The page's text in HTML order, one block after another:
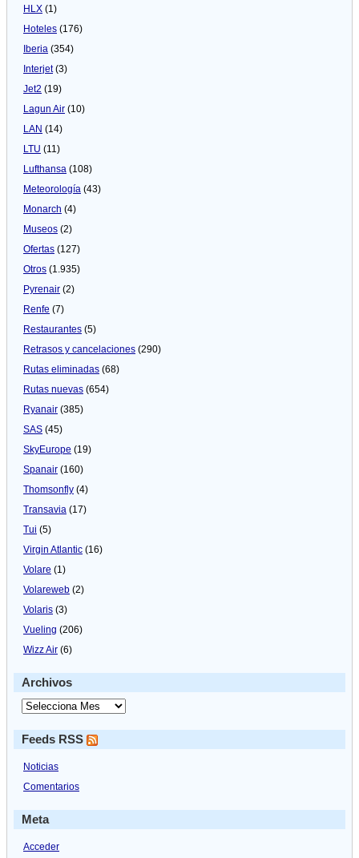
HLX (1)
Hoteles (176)
Iberia (354)
Interjet(3)
Jet2 (19)
Lagun Air (10)
LAN (14)
LTU (11)
Lufthansa (108)
Meteorologí­a (43)
Monarch (4)
Museos (2)
Ofertas (127)
Otros (1.935)
Pyrenair (2)
Renfe (7)
Restaurantes (5)
Retrasos y cancelaciones (290)
Rutas eliminadas (68)
Rutas nuevas (654)
Ryanair (385)
SAS (45)
SkyEurope (19)
Spanair (160)
Thomsonfly (4)
Transavia (17)
Tui (5)
Virgin Atlantic (16)
Volare (1)
Volareweb (2)
Volaris (3)
Vueling (206)
Wizz Air (6)
Archivos
Feeds RSS
Noticias
Comentarios
Meta
Acceder